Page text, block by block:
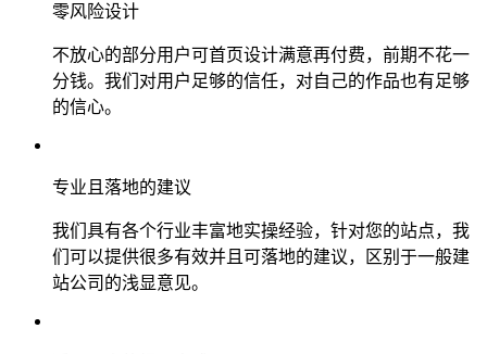
零风险设计
不放心的部分用户可首页设计满意再付费，前期不花一
分钱。我们对用户足够的信任，对自己的作品也有足够
的信心。
专业且落地的建议
我们具有各个行业丰富地实操经验，针对您的站点，我
们可以提供很多有效并且可落地的建议，区别于一般建
站公司的浅显意见。